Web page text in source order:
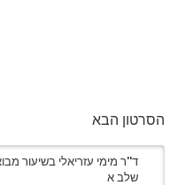
הסרטון הבא
ד''ר מימי עזריאלי בשיעור
שלב א